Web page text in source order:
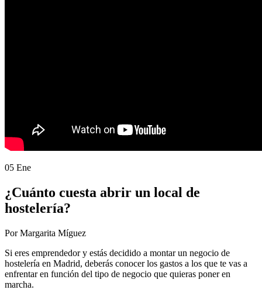
05 Ene
¿Cuánto cuesta abrir un local de
hostelería?
Por Margarita Míguez
Si eres emprendedor y estás decidido a montar un negocio de
hostelería en Madrid, deberás conocer los gastos a los que te vas a
enfrentar en función del tipo de negocio que quieras poner en
marcha.